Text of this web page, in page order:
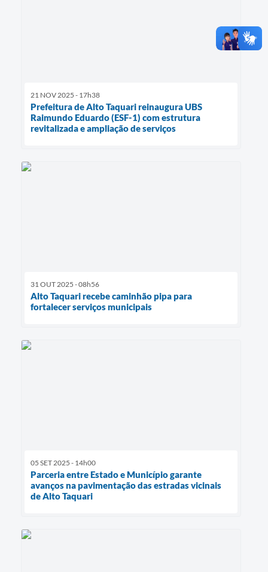
21 NOV 2025 - 17h38
Prefeitura de Alto Taquari reinaugura UBS
Raimundo Eduardo (ESF-1) com estrutura
revitalizada e ampliação de serviços
31 OUT 2025 - 08h56
Alto Taquari recebe caminhão pipa para
fortalecer serviços municipais
05 SET 2025 - 14h00
Parceria entre Estado e Município garante
avanços na pavimentação das estradas vicinais
de Alto Taquari